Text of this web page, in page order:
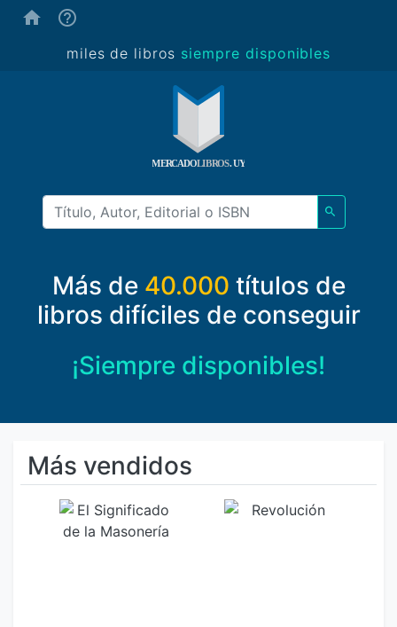
miles de libros siempre disponibles
Más de 40.000 títulos de
libros difíciles de conseguir
¡Siempre disponibles!
Más vendidos